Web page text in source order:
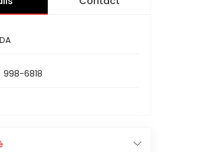
6818